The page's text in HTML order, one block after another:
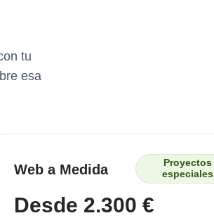
tu
esa
Web a Medida
Proyectos
especiales
Desde 2.300 €